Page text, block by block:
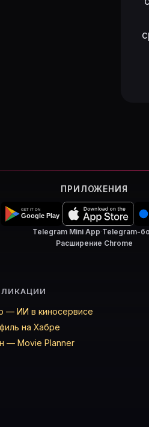
ПРИЛОЖЕНИЯ
Telegram Mini App·Telegram-
Расширение Chrome
— ИИ в киносервисе
на Хабре
— Movie Planner